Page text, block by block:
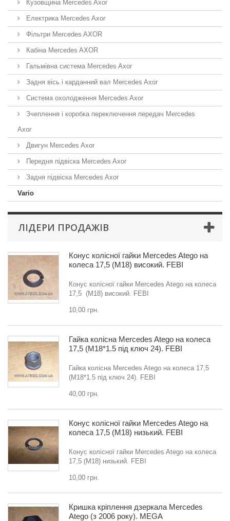
Кузовщина Mercedes Axor
Електрика Mercedes Axor
Фільтри Mercedes AXOR
Кабіна Mercedes AXOR
Гальмівна система Mercedes Axor
Задня вісь і карданний вал Mercedes Axor
Система охолодження Mercedes Axor
Зчеплення і коробка переключення передач Mercedes
Axor
Двигун Mercedes Axor
Передня підвіска Mercedes Axor
Задня підвіска Mercedes Axor
Vario
ЛІДЕРИ ПРОДАЖІВ
Конус колісної гайки Mercedes Atego на
колеса 17,5 (M18) високий. FEBI
Конус колісної гайки Mercedes Atego на колеса
17,5 (M18) високий. FEBI
10,00 грн.
Гайка колісна Mercedes Atego на колеса
17,5 (M18*1.5 під ключ 24). FEBI
Гайка колісна Mercedes Atego на колеса 17,5
(M18*1.5 під ключ 24). FEBI
40,00 грн.
Конус колісної гайки Mercedes Atego на
колеса 17,5 (M18) низький. FEBI
Конус колісної гайки Mercedes Atego на колеса
17,5 (M18) низький. FEBI
10,00 грн.
Кришка кріплення дзеркала Mercedes
Atego (з 2006 року). MEGA